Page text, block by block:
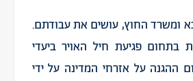
ומשרד החוץ, עושים את עבודתם.
בתחום פגיעת חיל האויר ביעדי
ההגנה על אזרחי המדינה על ידי